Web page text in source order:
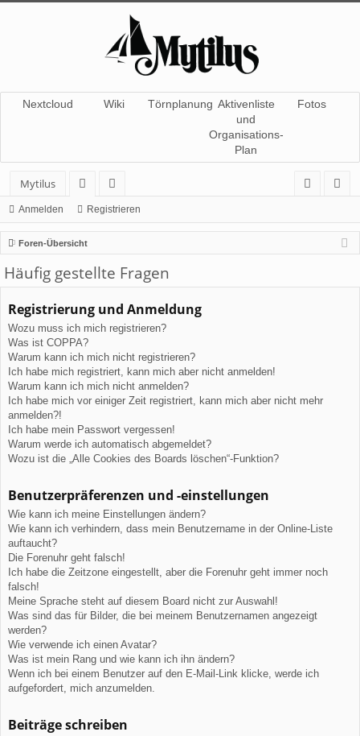
Nextcloud Wiki Törnplanung Aktivenliste
und
Organisations-
Plan
Fotos
Mytilus
or
en
itg
lie
de
r
m
el
de
ist
rie
re
Anmelden Registrieren
Foren-Übersicht
Häufig gestellte Fragen
Registrierung und Anmeldung
Wozu muss ich mich registrieren?
Was ist COPPA?
Warum kann ich mich nicht registrieren?
Ich habe mich registriert, kann mich aber nicht anmelden!
Warum kann ich mich nicht anmelden?
Ich habe mich vor einiger Zeit registriert, kann mich aber nicht mehr
anmelden?!
Ich habe mein Passwort vergessen!
Warum werde ich automatisch abgemeldet?
Wozu ist die „Alle Cookies des Boards löschen“-Funktion?
Benutzerpräferenzen und -einstellungen
Wie kann ich meine Einstellungen ändern?
Wie kann ich verhindern, dass mein Benutzername in der Online-Liste
auftaucht?
Die Forenuhr geht falsch!
Ich habe die Zeitzone eingestellt, aber die Forenuhr geht immer noch
falsch!
Meine Sprache steht auf diesem Board nicht zur Auswahl!
Was sind das für Bilder, die bei meinem Benutzernamen angezeigt
werden?
Wie verwende ich einen Avatar?
Was ist mein Rang und wie kann ich ihn ändern?
Wenn ich bei einem Benutzer auf den E-Mail-Link klicke, werde ich
aufgefordert, mich anzumelden.
Beiträge schreiben